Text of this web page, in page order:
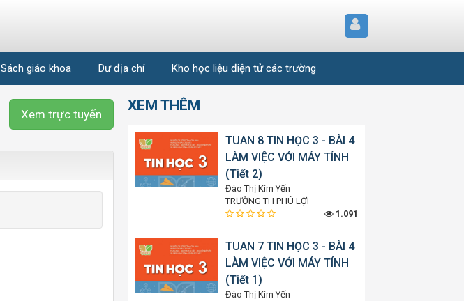
Sách giáo khoa Dư địa chí Kho học liệu điện tử các trường
Xem trực tuyến
XEM THÊM
TUAN 8 TIN HỌC 3 - BÀI 4
LÀM VIỆC VỚI MÁY TÍNH
(Tiết 2)
Đào Thị Kim Yến
TRƯỜNG TH PHÚ LỢI
1.091
TUAN 7 TIN HỌC 3 - BÀI 4
LÀM VIỆC VỚI MÁY TÍNH
(Tiết 1)
Đào Thị Kim Yến